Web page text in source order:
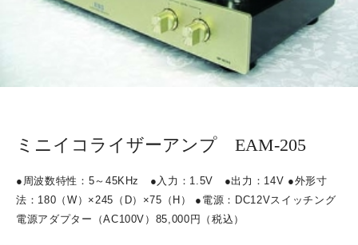
ミニイコライザーアンプ EAM-205
● 周波数特性： 5～ 45KHz ● 入力： 1.5V ●出力： 14V ●外形寸
法： 180 （ W ） ×245 （ D） ×75 （ H ） ● 電源： DC12Vスイッチング
電源アダプター（AC100V ）85 ,000 円（税込）